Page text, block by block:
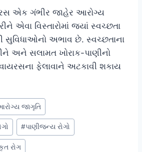
એક ગંભીર જાહેર આરોગ્ય
એવા વિસ્તારોમાં જ્યાં સ્વચ્છતા
સુવિધાઓનો અભાવ છે. સ્વચ્છતાના
અને સલામત ખોરાક-પાણીનો
ફેલાવાને અટકાવી શકાય
જાગૃતિ
#પાણીજન્ય રોગો
રોગ